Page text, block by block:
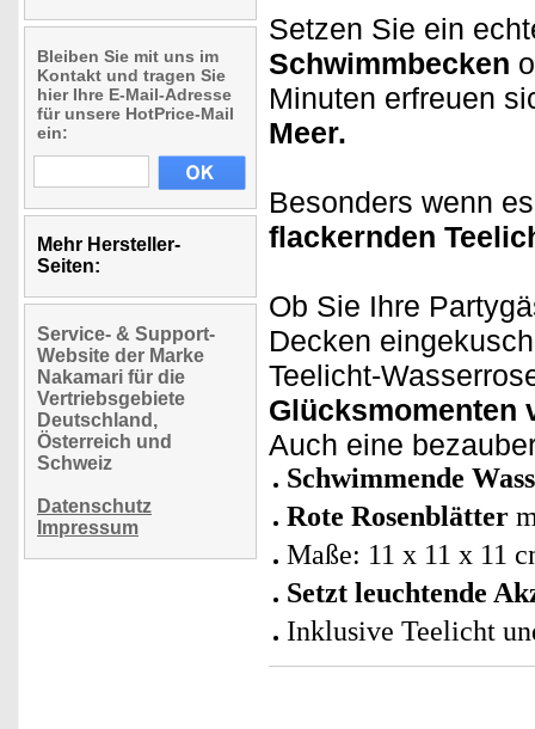
Bleiben Sie mit uns im
Kontakt und tragen Sie
hier Ihre E-Mail-Adresse
für unsere HotPrice-Mail
ein:
Mehr Hersteller-
Seiten:
Service- & Support-
Website der Marke
Nakamari für die
Vertriebsgebiete
Deutschland,
Österreich und
Schweiz
Datenschutz
Impressum
Setzen Sie ein
Schwimmbecken
Minuten erfreuen
Meer.
Besonders wenn
flackernden
Ob Sie Ihre
Decken
Teelicht-
Glücksmomenten
Auch eine
Schwimmende
Rote Rosenblätter
Maße: 11 x 11 x 11
Setzt leuchtende
Inklusive Teelicht